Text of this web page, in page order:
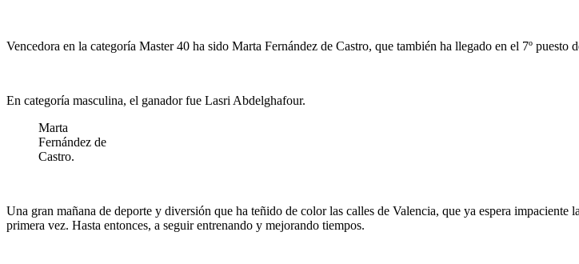
Vencedora en la categoría Master 40 ha sido Marta Fernández de Castro, que también ha llegado en el 7º puesto
En categoría masculina, el ganador fue Lasri Abdelghafour.
Marta
Fernández de
Castro.
Una gran mañana de deporte y diversión que ha teñido de color las calles de Valencia, que ya espera
primera vez. Hasta entonces, a seguir entrenando y mejorando tiempos.